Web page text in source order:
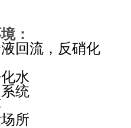
：
回流，反硝化
水
统
所